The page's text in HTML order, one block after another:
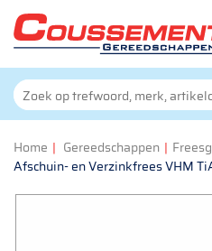
Home | Gereedschappen |
Afschuin- en Verzinkfrees VHM